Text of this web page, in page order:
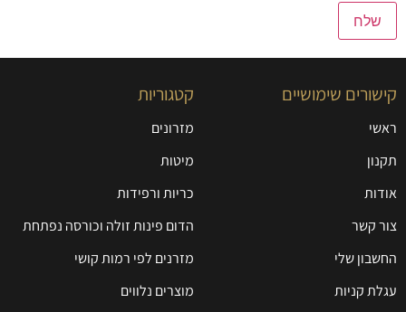
קישורים שימושיים
ראשי
תקנון
אודות
צור קשר
החשבון שלי
עגלת קניות
קטגוריות
מזרונים
מיטות
כריות ורפידות
הדום פינות זולה וכורסה נפתחת
מזרנים לפי רמות קושי
מוצרים נלווים